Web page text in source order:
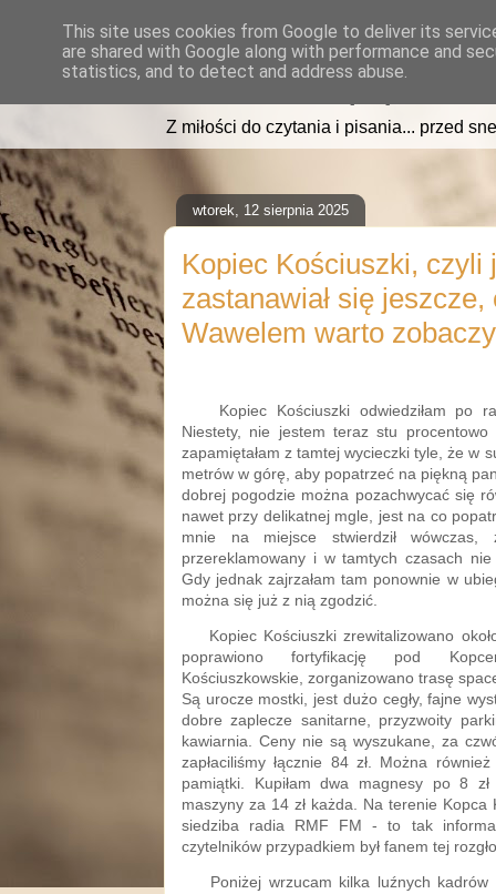
read2sleep.pl
Z miłości do czytania i pisania... przed
wtorek, 12 sierpnia 2025
Kopiec Kościuszki, czyli
zastanawiał się jeszcze,
Wawelem warto
Kopiec Kościuszki odwiedziłam po
Niestety, nie jestem teraz stu procentowo
zapamiętałam z tamtej wycieczki tyle, że w
metrów w górę, aby popatrzeć na piękną
dobrej pogodzie można pozachwycać się
nawet przy delikatnej mgle, jest na co
mnie na miejsce stwierdził wówczas,
przereklamowany i w tamtych czasach
Gdy jednak zajrzałam tam ponownie w
można się już z nią zgodzić.
Kopiec Kościuszki zrewitalizowano
poprawiono fortyfikację pod
Kościuszkowskie, zorganizowano trasę
Są urocze mostki, jest dużo cegły, fajne
dobre zaplecze sanitarne, przyzwoity
kawiarnia. Ceny nie są wyszukane, za
zapłaciliśmy łącznie 84 zł. Można
pamiątki. Kupiłam dwa magnesy po 8
maszyny za 14 zł każda. Na terenie Kopca
siedziba radia RMF FM - to tak
czytelników przypadkiem był fanem tej
Poniżej wrzucam kilka luźnych kadrów
This site uses cookies from Google to deliver its
are shared with Google along with performance and
statistics, and to detect and address abuse.